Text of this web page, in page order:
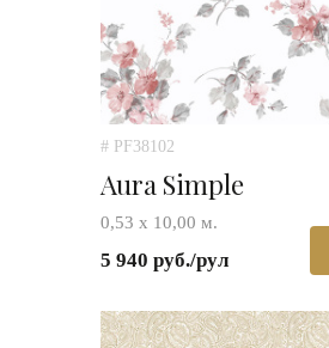
# PF38102
Aura Simple
0,53 х 10,00 м.
5 940 руб./рул